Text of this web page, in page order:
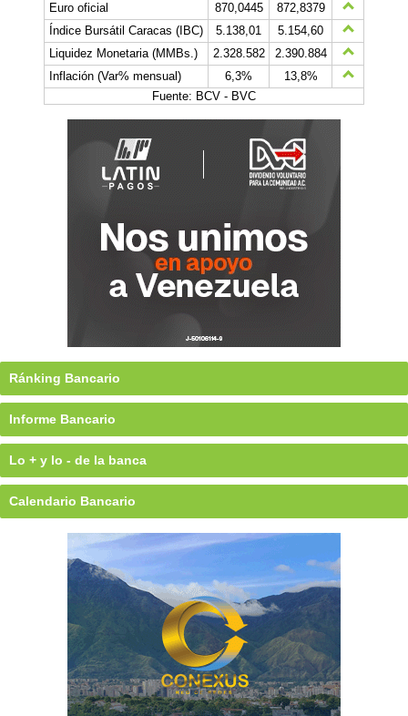
Euro oficial
870,0445
872,8379
Índice Bursátil Caracas (IBC)
5.138,01
5.154,60
Liquidez Monetaria (MMBs.)
2.328.582
2.390.884
Inflación (Var% mensual)
6,3%
13,8%
Fuente: BCV - BVC
Ránking Bancario
Informe Bancario
Lo + y lo - de la banca
Calendario Bancario